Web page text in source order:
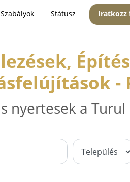
Szabályok Státusz Iratkozz
-
nyertesek a